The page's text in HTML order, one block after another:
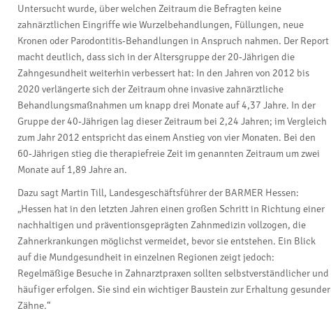
Untersucht wurde, über welchen Zeitraum die Befragten keine
zahnärztlichen Eingriffe wie Wurzelbehandlungen, Füllungen, neue
Kronen oder Parodontitis-Behandlungen in Anspruch nahmen. Der Report
macht deutlich, dass sich in der Altersgruppe der 20-Jährigen die
Zahngesundheit weiterhin verbessert hat: In den Jahren von 2012 bis
2020 verlängerte sich der Zeitraum ohne invasive zahnärztliche
Behandlungsmaßnahmen um knapp drei Monate auf 4,37 Jahre. In der
Gruppe der 40-Jährigen lag dieser Zeitraum bei 2,24 Jahren; im Vergleich
zum Jahr 2012 entspricht das einem Anstieg von vier Monaten. Bei den
60-Jährigen stieg die therapiefreie Zeit im genannten Zeitraum um zwei
Monate auf 1,89 Jahre an.
Dazu sagt Martin Till, Landesgeschäftsführer der BARMER Hessen:
„Hessen hat in den letzten Jahren einen großen Schritt in Richtung einer
nachhaltigen und präventionsgeprägten Zahnmedizin vollzogen, die
Zahnerkrankungen möglichst vermeidet, bevor sie entstehen. Ein Blick
auf die Mundgesundheit in einzelnen Regionen zeigt jedoch:
Regelmäßige Besuche in Zahnarztpraxen sollten selbstverständlicher und
häufiger erfolgen. Sie sind ein wichtiger Baustein zur Erhaltung gesunder
Zähne.“